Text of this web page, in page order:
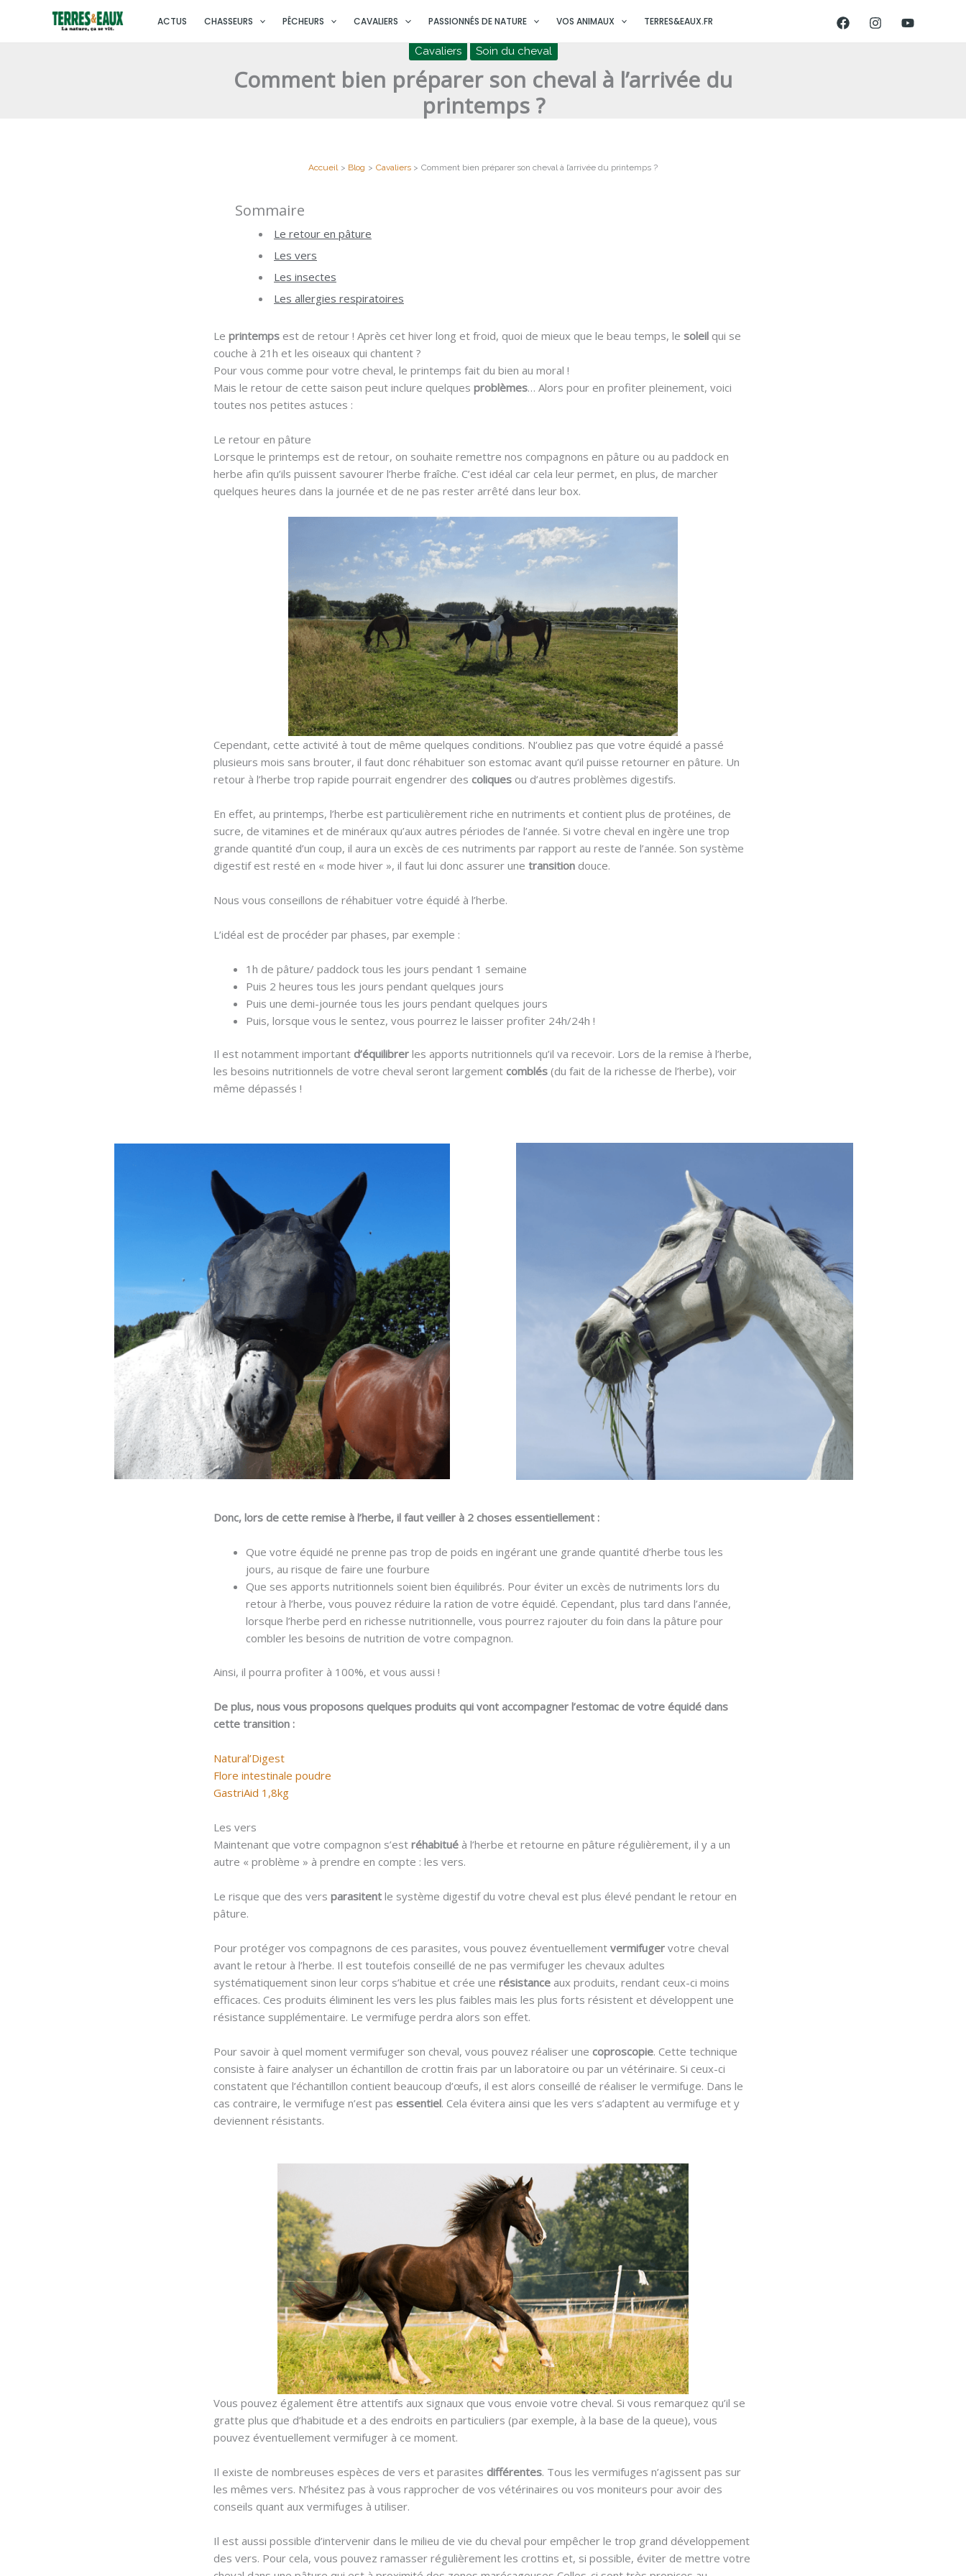
ACTUS CHASSEURS PÊCHEURS CAVALIERS PASSIONNÉS DE NATURE VOS ANIMAUX TERRES&EAUX.FR
Cavaliers Soin du cheval
Comment bien préparer son cheval à l’arrivée du
printemps ?
Accueil Blog Cavaliers Comment bien préparer son cheval à l’arrivée du printemps ?
Sommaire
Le retour en pâture
Les vers
Les insectes
Les allergies respiratoires
Le printemps est de retour ! Après cet hiver long et froid, quoi de mieux que le beau temps, le soleil qui se
couche à 21h et les oiseaux qui chantent ?
Pour vous comme pour votre cheval, le printemps fait du bien au moral !
Mais le retour de cette saison peut inclure quelques problèmes… Alors pour en profiter pleinement, voici
toutes nos petites astuces :
Le retour en pâture
Lorsque le printemps est de retour, on souhaite remettre nos compagnons en pâture ou au paddock en
herbe afin qu’ils puissent savourer l’herbe fraîche. C’est idéal car cela leur permet, en plus, de marcher
quelques heures dans la journée et de ne pas rester arrêté dans leur box.
Cependant, cette activité à tout de même quelques conditions. N’oubliez pas que votre équidé a passé
plusieurs mois sans brouter, il faut donc réhabituer son estomac avant qu’il puisse retourner en pâture. Un
retour à l’herbe trop rapide pourrait engendrer des coliques ou d’autres problèmes digestifs.
En effet, au printemps, l’herbe est particulièrement riche en nutriments et contient plus de protéines, de
sucre, de vitamines et de minéraux qu’aux autres périodes de l’année. Si votre cheval en ingère une trop
grande quantité d’un coup, il aura un excès de ces nutriments par rapport au reste de l’année. Son système
digestif est resté en « mode hiver », il faut lui donc assurer une transition douce.
Nous vous conseillons de réhabituer votre équidé à l’herbe.
L’idéal est de procéder par phases, par exemple :
1h de pâture/ paddock tous les jours pendant 1 semaine
Puis 2 heures tous les jours pendant quelques jours
Puis une demi-journée tous les jours pendant quelques jours
Puis, lorsque vous le sentez, vous pourrez le laisser profiter 24h/24h !
Il est notamment important d’équilibrer les apports nutritionnels qu’il va recevoir. Lors de la remise à l’herbe,
les besoins nutritionnels de votre cheval seront largement comblés (du fait de la richesse de l’herbe), voir
même dépassés !
Donc, lors de cette remise à l’herbe, il faut veiller à 2 choses essentiellement :
Que votre équidé ne prenne pas trop de poids en ingérant une grande quantité d’herbe tous les
jours, au risque de faire une fourbure
Que ses apports nutritionnels soient bien équilibrés. Pour éviter un excès de nutriments lors du
retour à l’herbe, vous pouvez réduire la ration de votre équidé. Cependant, plus tard dans l’année,
lorsque l’herbe perd en richesse nutritionnelle, vous pourrez rajouter du foin dans la pâture pour
combler les besoins de nutrition de votre compagnon.
Ainsi, il pourra profiter à 100%, et vous aussi !
De plus, nous vous proposons quelques produits qui vont accompagner l’estomac de votre équidé dans
cette transition :
Natural’Digest
Flore intestinale poudre
GastriAid 1,8kg
Les vers
Maintenant que votre compagnon s’est réhabitué à l’herbe et retourne en pâture régulièrement, il y a un
autre « problème » à prendre en compte : les vers.
Le risque que des vers parasitent le système digestif du votre cheval est plus élevé pendant le retour en
pâture.
Pour protéger vos compagnons de ces parasites, vous pouvez éventuellement vermifuger votre cheval
avant le retour à l’herbe. Il est toutefois conseillé de ne pas vermifuger les chevaux adultes
systématiquement sinon leur corps s’habitue et crée une résistance aux produits, rendant ceux-ci moins
efficaces. Ces produits éliminent les vers les plus faibles mais les plus forts résistent et développent une
résistance supplémentaire. Le vermifuge perdra alors son effet.
Pour savoir à quel moment vermifuger son cheval, vous pouvez réaliser une coproscopie. Cette technique
consiste à faire analyser un échantillon de crottin frais par un laboratoire ou par un vétérinaire. Si ceux-ci
constatent que l’échantillon contient beaucoup d’œufs, il est alors conseillé de réaliser le vermifuge. Dans le
cas contraire, le vermifuge n’est pas essentiel. Cela évitera ainsi que les vers s’adaptent au vermifuge et y
deviennent résistants.
Vous pouvez également être attentifs aux signaux que vous envoie votre cheval. Si vous remarquez qu’il se
gratte plus que d’habitude et a des endroits en particuliers (par exemple, à la base de la queue), vous
pouvez éventuellement vermifuger à ce moment.
Il existe de nombreuses espèces de vers et parasites différentes. Tous les vermifuges n’agissent pas sur
les mêmes vers. N’hésitez pas à vous rapprocher de vos vétérinaires ou vos moniteurs pour avoir des
conseils quant aux vermifuges à utiliser.
Il est aussi possible d’intervenir dans le milieu de vie du cheval pour empêcher le trop grand développement
des vers. Pour cela, vous pouvez ramasser régulièrement les crottins et, si possible, éviter de mettre votre